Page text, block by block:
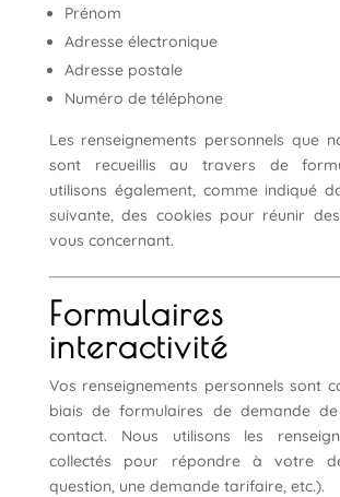
Prénom
Adresse électronique
Adresse postale
Numéro de téléphone
Les renseignements personnels que
sont recueillis au travers de
utilisons également, comme indiqué
suivante, des cookies pour réunir
vous concernant.
interactivité
Vos renseignements personnels sont
biais de formulaires de demande
contact. Nous utilisons les
collectés pour répondre à votre
question, une demande tarifaire, etc.).